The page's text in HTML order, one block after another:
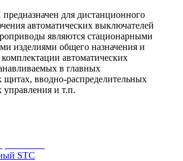
для дистанционного
автоматических выключателей
являются стационарными
изделиями общего назначения и
автоматических
в главных
щитах, вводно-распределительных
управления и т.п.
STC